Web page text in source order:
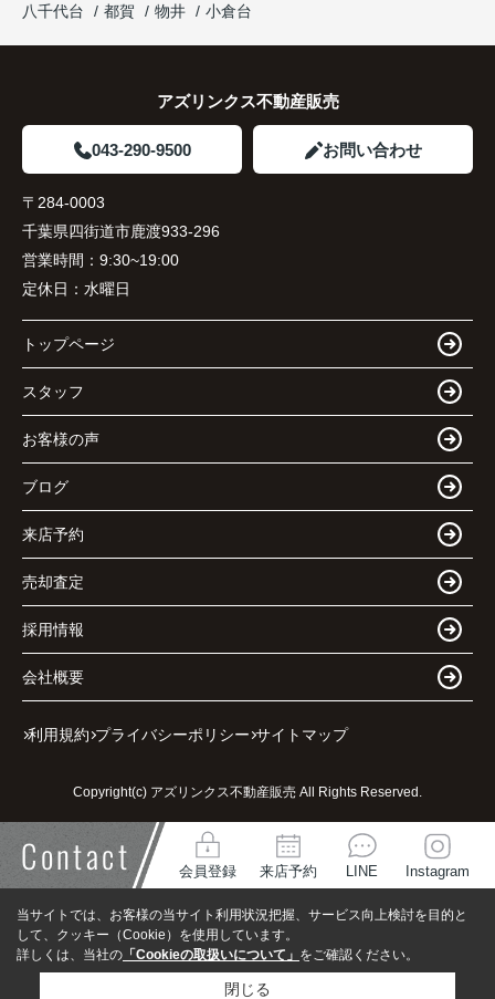
八千代台
都賀 物井 小倉台
アズリンクス不動産販売
043-290-9500 お問い合わせ
〒284-0003
千葉県四街道市鹿渡933-296
営業時間： 9:30~19:00
定休日： 水曜日
トップページ
スタッフ
お客様の声
ブログ
来店予約
売却査定
採用情報
会社概要
利用規約 プライバシーポリシー サイトマップ
Copyright(c) アズリンクス不動産販売 All Rights Reserved.
Contact 会員登録 来店予約 LINE Instagram
当サイトでは、お客様の当サイト利用状況把握、サービス向上検討を目的と
して、クッキー（Cookie）を使用しています。
詳しくは、当社の 「Cookieの取扱いについて」 をご確認ください。
閉じる